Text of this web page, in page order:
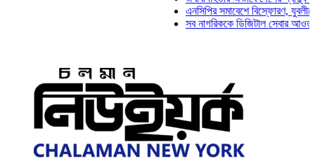
এনসিপির সমাবেশে বিস্ফোরণ, যুবলীগের দুই
সব নাগরিককে ডিজিটাল সেবার আওতায়